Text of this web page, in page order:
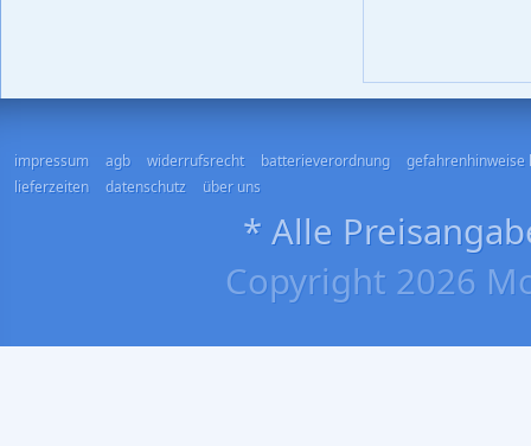
impressum agb widerrufsrecht batterieverordnung
gefahrenhinweise
lieferzeiten
datenschutz über uns
* Alle
Copyright 2026